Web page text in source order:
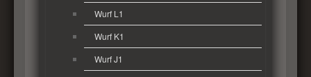
Wurf L1
Wurf K1
Wurf J1